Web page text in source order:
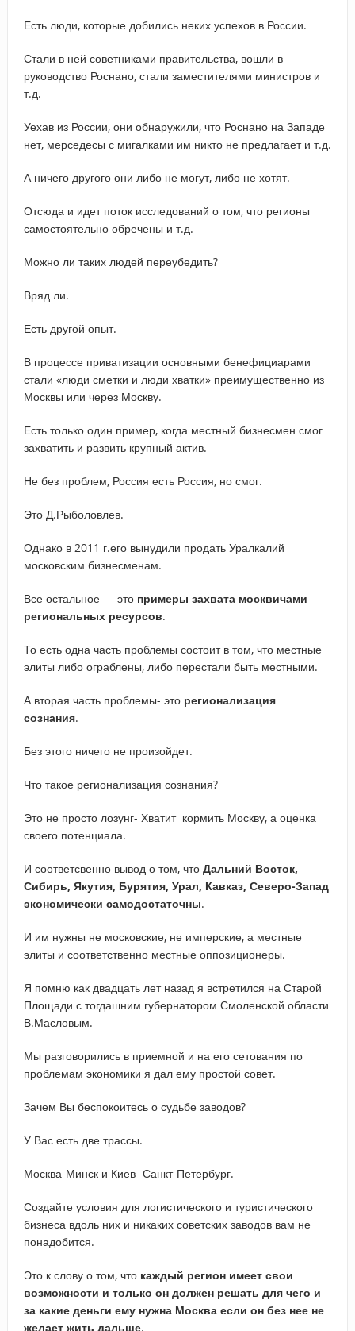
Есть люди, которые добились неких успехов в России.
Стали в ней советниками правительства, вошли в
руководство Роснано, стали заместителями министров и
т.д.
Уехав из России, они обнаружили, что Роснано на Западе
нет, мерседесы с мигалками им никто не предлагает и т.д.
А ничего другого они либо не могут, либо не хотят.
Отсюда и идет поток исследований о том, что регионы
самостоятельно обречены и т.д.
Можно ли таких людей переубедить?
Вряд ли.
Есть другой опыт.
В процессе приватизации основными бенефициарами
стали «люди сметки и люди хватки» преимущественно из
Москвы или через Москву.
Есть только один пример, когда местный бизнесмен смог
захватить и развить крупный актив.
Не без проблем, Россия есть Россия, но смог.
Это Д.Рыболовлев.
Однако в 2011 г.его вынудили продать Уралкалий
московским бизнесменам.
Все остальное — это примеры захвата москвичами
региональных ресурсов.
То есть одна часть проблемы состоит в том, что местные
элиты либо ограблены, либо перестали быть местными.
А вторая часть проблемы- это регионализация
сознания.
Без этого ничего не произойдет.
Что такое регионализация сознания?
Это не просто лозунг- Хватит кормить Москву, а оценка
своего потенциала.
И соответсвенно вывод о том, что Дальний Восток,
Сибирь, Якутия, Бурятия, Урал, Кавказ, Северо-Запад
экономически самодостаточны.
И им нужны не московские, не имперские, а местные
элиты и соответственно местные оппозиционеры.
Я помню как двадцать лет назад я встретился на Старой
Площади с тогдашним губернатором Смоленской области
В.Масловым.
Мы разговорились в приемной и на его сетования по
проблемам экономики я дал ему простой совет.
Зачем Вы беспокоитесь о судьбе заводов?
У Вас есть две трассы.
Москва-Минск и Киев -Санкт-Петербург.
Создайте условия для логистического и туристического
бизнеса вдоль них и никаких советских заводов вам не
понадобится.
Это к слову о том, что каждый регион имеет свои
возможности и только он должен решать для чего и
за какие деньги ему нужна Москва если он без нее не
желает жить дальше.